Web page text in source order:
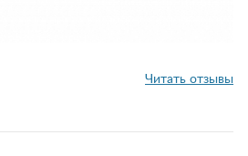
Читать отзывы